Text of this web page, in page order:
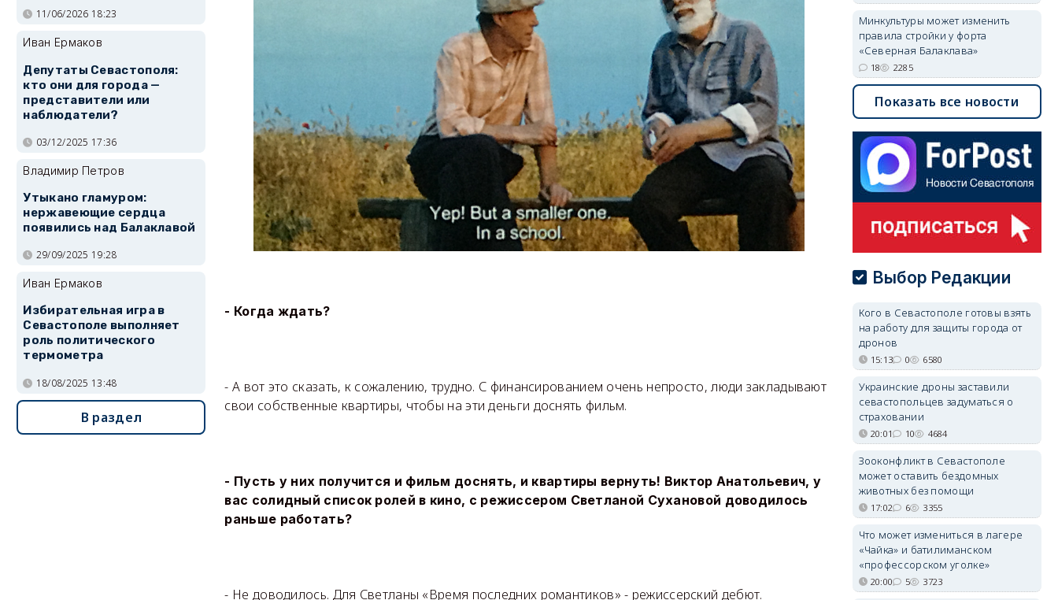
- Когда ждать?
- А вот это сказать, к сожалению, трудно. С финансированием очень непросто, люди закладывают
свои собственные квартиры, чтобы на эти деньги доснять фильм.
- Пусть у них получится и фильм доснять, и квартиры вернуть! Виктор Анатольевич, у
вас солидный список ролей в кино, с режиссером Светланой Сухановой доводилось
раньше работать?
- Не доводилось. Для Светланы «Время последних романтиков» - режиссерский дебют.
11/06/2026 18:23
Иван Ермаков
Депутаты Севастополя:
кто они для города —
представители или
наблюдатели?
03/12/2025 17:36
Владимир Петров
Утыкано гламуром:
нержавеющие сердца
появились над Балаклавой
29/09/2025 19:28
Иван Ермаков
Избирательная игра в
Севастополе выполняет
роль политического
термометра
18/08/2025 13:48
В раздел
Минкультуры может изменить
правила стройки у форта
«Северная Балаклава»
18 2285
Показать все новости
Выбор Редакции
Кого в Севастополе готовы взять
на работу для защиты города от
дронов
15:13 0 6580
Украинские дроны заставили
севастопольцев задуматься о
страховании
20:01 10 4684
Зооконфликт в Севастополе
может оставить бездомных
животных без помощи
17:02 6 3355
Что может измениться в лагере
«Чайка» и батилиманском
«профессорском уголке»
20:00 5 3723